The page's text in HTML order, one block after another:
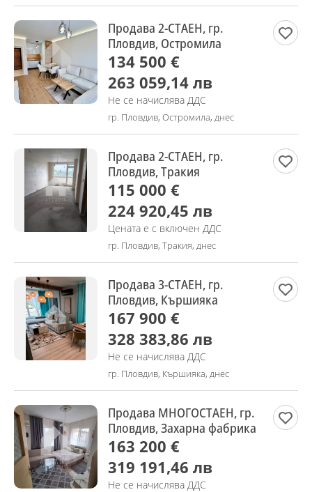
Продава 2-СТАЕН, гр.
Пловдив, Остромила
134 500 €
263 059,14 лв
Не се начислява ДДС
гр. Пловдив, Остромила, днес
Продава 2-СТАЕН, гр.
Пловдив, Тракия
115 000 €
224 920,45 лв
Цената е с включен ДДС
гр. Пловдив, Тракия, днес
Продава 3-СТАЕН, гр.
Пловдив, Кършияка
167 900 €
328 383,86 лв
Не се начислява ДДС
гр. Пловдив, Кършияка, днес
Продава МНОГОСТАЕН, гр.
Пловдив, Захарна фабрика
163 200 €
319 191,46 лв
Не се начислява ДДС